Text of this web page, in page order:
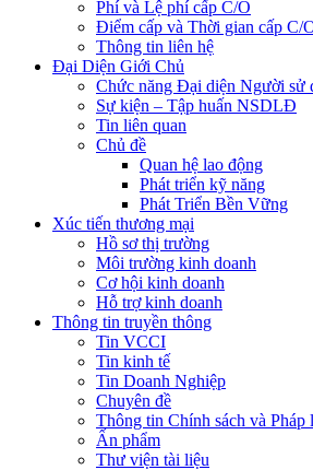
Phí và Lệ phí cấp C/O
Điểm cấp và Thời gian cấp C/
Thông tin liên hệ
Đại Diện Giới Chủ
Chức năng Đại diện Người sử
Sự kiện – Tập huấn NSDLĐ
Tin liên quan
Chủ đề
Quan hệ lao động
Phát triển kỹ năng
Phát Triển Bền Vững
Xúc tiến thương mại
Hồ sơ thị trường
Môi trường kinh doanh
Cơ hội kinh doanh
Hỗ trợ kinh doanh
Thông tin truyền thông
Tin VCCI
Tin kinh tế
Tin Doanh Nghiệp
Chuyên đề
Thông tin Chính sách và Pháp
Ấn phẩm
Thư viện tài liệu